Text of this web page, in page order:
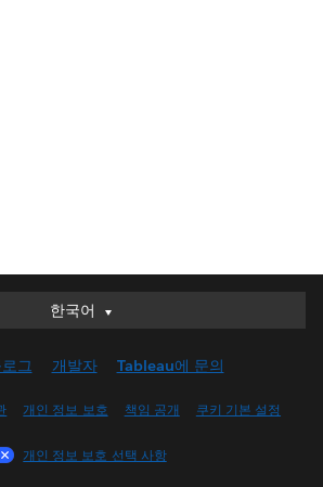
한국어
한국어
English (UK)
Français (Canada)
그 개발자 Tableau에 문의
개인 정보 보호 책임 공개 쿠키 기본 설정
개인 정보 보호 선택 사항